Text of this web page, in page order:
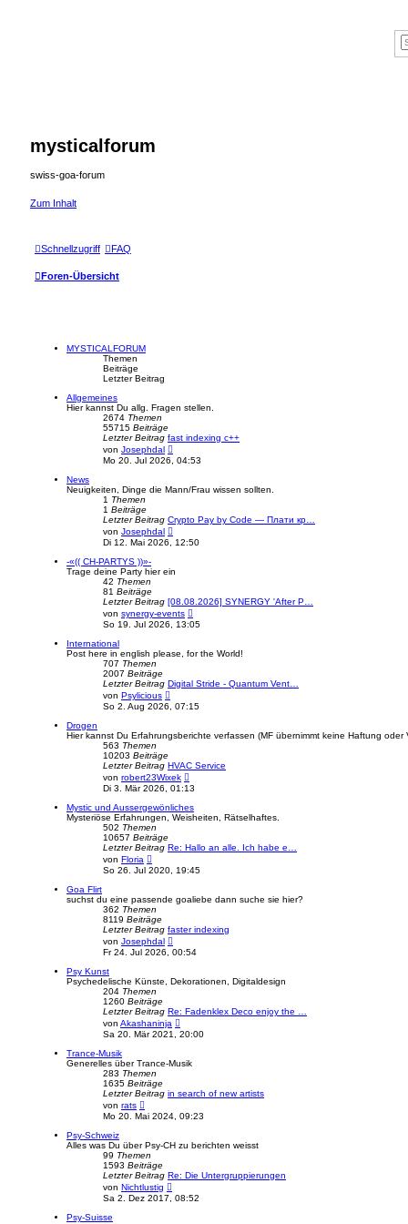
mysticalforum
swiss-goa-forum
Zum Inhalt
Schnellzugriff FAQ
Foren-Übersicht
MYSTICALFORUM
Themen
Beiträge
Letzter Beitrag
Allgemeines
Hier kannst Du allg. Fragen stellen.
2674 Themen
55715 Beiträge
Letzter Beitrag fast indexing c++
von Josephdal
e
u
s
r
B
e
a
Mo 20. Jul 2026, 04:53
News
Neuigkeiten, Dinge die Mann/Frau wissen sollten.
1 Themen
1 Beiträge
Letzter Beitrag Crypto Pay by Code — Плати кр…
von Josephdal
e
u
s
r
B
e
a
Di 12. Mai 2026, 12:50
-«(( CH-PARTYS ))»-
Trage deine Party hier ein
42 Themen
81 Beiträge
Letzter Beitrag [08.08.2026] SYNERGY 'After P…
von synergy-events
e
u
s
r
B
i
r
a
So 19. Jul 2026, 13:05
International
Post here in english please, for the World!
707 Themen
2007 Beiträge
Letzter Beitrag Digital Stride - Quantum Vent…
von Psylicious
e
u
s
t
B
e
i
t
r
a
So 2. Aug 2026, 07:15
Drogen
Hier kannst Du Erfahrungsberichte verfassen (MF übernimmt keine Haftung
563 Themen
10203 Beiträge
Letzter Beitrag HVAC Service
von robert23Wixek
e
u
e
s
r
B
i
a
Di 3. Mär 2026, 01:13
Mystic und Aussergewönliches
Mysteriöse Erfahrungen, Weisheiten, Rätselhaftes.
502 Themen
10657 Beiträge
Letzter Beitrag Re: Hallo an alle. Ich habe e…
von Floria
e
u
s
t
e
r
B
e
i
a
g
So 26. Jul 2020, 19:45
Goa Flirt
suchst du eine passende goaliebe dann suche sie hier?
362 Themen
8119 Beiträge
Letzter Beitrag faster indexing
von Josephdal
e
u
s
r
B
e
i
r
a
Fr 24. Jul 2026, 00:54
Psy Kunst
Psychedelische Künste, Dekorationen, Digitaldesign
204 Themen
1260 Beiträge
Letzter Beitrag Re: Fadenklex Deco enjoy the …
von Akashaninja
e
u
s
r
B
i
a
Sa 20. Mär 2021, 20:00
Trance-Musik
Generelles über Trance-Musik
283 Themen
1635 Beiträge
Letzter Beitrag in search of new artists
von rats
e
u
s
t
e
r
e
i
Mo 20. Mai 2024, 09:23
Psy-Schweiz
Alles was Du über Psy-CH zu berichten weisst
99 Themen
1593 Beiträge
Letzter Beitrag Re: Die Untergruppierungen
von Nichtlustig
e
u
Sa 2. Dez 2017, 08:52
Psy-Suisse